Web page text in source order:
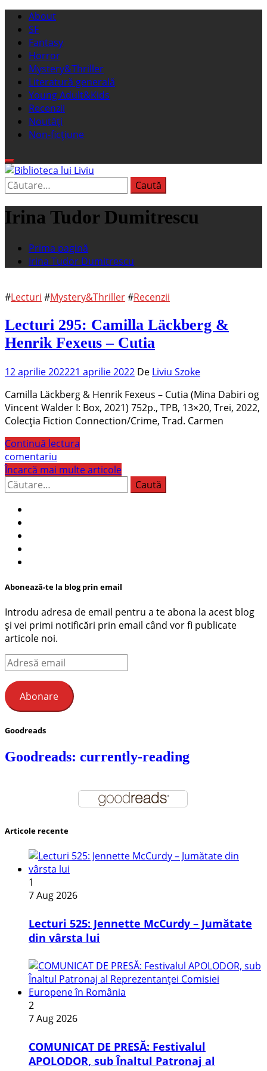
Sari
conținut
Meniu
principal
About
SF
Fantasy
Horror
Mystery&Thriller
Literatură generală
Young Adult&Kids
Recenzii
Noutăți
Non-ficțiune
Biblioteca lui Liviu
Fostul blog FanSF
Caută
după:
Irina Tudor Dumitrescu
Prima pagină
Irina Tudor Dumitrescu
#Lecturi #Mystery&Thriller#Recenzii
Lecturi 295: Camilla Läckberg &
Henrik Fexeus – Cutia
12 aprilie 202221 aprilie 2022 De Liviu Szoke
Camilla Läckberg & Henrik Fexeus – Cutia (Mina Dabiri og
Vincent Walder I: Box, 2021) 752p., TPB, 13×20, Trei, 2022,
Colecția Fiction Connection/Crime, Trad. Carmen
Continuă lectura
comentariu
Încarcă mai multe articole
Caută
după:
Abonează-te la blog prin email
Introdu adresa de email pentru a te abona la acest blog
și vei primi notificări prin email când vor fi publicate
articole noi.
Adresă
email
Abonare
Goodreads
Goodreads: currently-reading
Articole recente
1
7 Aug 2026
Lecturi 525: Jennette McCurdy – Jumătate
din vârsta lui
2
7 Aug 2026
COMUNICAT DE PRESĂ: Festivalul
APOLODOR, sub Înaltul Patronaj al